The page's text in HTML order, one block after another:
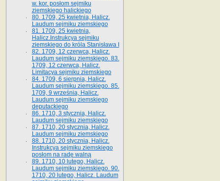
w. kor. posłom sejmiku
ziemskiego halickiego
80. 1709, 25 kwietnia, Halicz.
Laudum sejmiku ziemskiego
81. 1709, 25 kwietnia,
Halicz.Instrukcya sejmiku
ziemskiego do króla Stanisława I
82. 1709, 12 czerwca, Halicz.
Laudum sejmiku ziemskiego. 83.
1709, 12 czerwca, Halicz.
Limitacya sejmiku ziemskiego
84. 1709, 6 sierpnia, Halicz.
Laudum sejmiku ziemskiego. 85.
1709, 9 września, Halicz.
Laudum sejmiku ziemskiego
deputackiego
86. 1710, 3 stycznia, Halicz.
Laudum sejmiku ziemskiego
87. 1710, 20 stycznia, Halicz.
Laudum sejmiku ziemskiego
88. 1710, 20 stycznia, Halicz.
Instrukcya sejmiku ziemskiego
posłom na radę walną
89. 1710, 10 lutego, Halicz.
Laudum sejmiku ziemskiego. 90.
1710, 20 lutego, Halicz. Laudum